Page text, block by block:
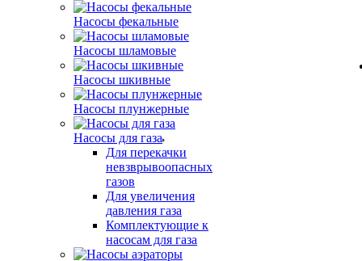
Насосы фекальные
Насосы шламовые
Насосы шкивные
Насосы плунжерные
Насосы для газа
Для перекачки
невзврывоопасных
газов
Для увеличения
давления газа
Комплектующие к
насосам для газа